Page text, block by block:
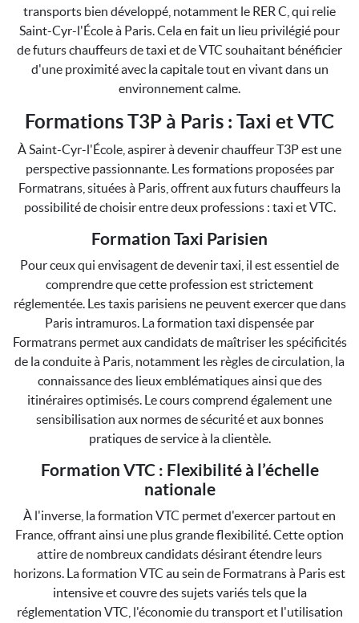
transports bien développé, notamment le RER C, qui relie
Saint-Cyr-l'École à Paris. Cela en fait un lieu privilégié pour
de futurs chauffeurs de taxi et de VTC souhaitant bénéficier
d'une proximité avec la capitale tout en vivant dans un
environnement calme.
Formations T3P à Paris : Taxi et VTC
À Saint-Cyr-l'École, aspirer à devenir chauffeur T3P est une
perspective passionnante. Les formations proposées par
Formatrans, situées à Paris, offrent aux futurs chauffeurs la
possibilité de choisir entre deux professions : taxi et VTC.
Formation Taxi Parisien
Pour ceux qui envisagent de devenir taxi, il est essentiel de
comprendre que cette profession est strictement
réglementée. Les taxis parisiens ne peuvent exercer que dans
Paris intramuros. La formation taxi dispensée par
Formatrans permet aux candidats de maîtriser les spécificités
de la conduite à Paris, notamment les règles de circulation, la
connaissance des lieux emblématiques ainsi que des
itinéraires optimisés. Le cours comprend également une
sensibilisation aux normes de sécurité et aux bonnes
pratiques de service à la clientèle.
Formation VTC : Flexibilité à l’échelle
nationale
À l'inverse, la formation VTC permet d'exercer partout en
France, offrant ainsi une plus grande flexibilité. Cette option
attire de nombreux candidats désirant étendre leurs
horizons. La formation VTC au sein de Formatrans à Paris est
intensive et couvre des sujets variés tels que la
réglementation VTC, l'économie du transport et l'utilisation